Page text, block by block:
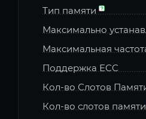
Тип памяти
Максимально
Максимальная
Поддержка ECC
Кол-во Слотов
Кол-во слотов